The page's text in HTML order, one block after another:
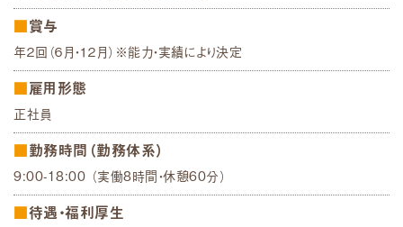
賞与
年２回（６月・１２月）※能力・実績により決定
雇用形態
正社員
勤務時間（勤務体系）
9:00-18:00 （実働8時間・休憩60分）
待遇・福利厚生